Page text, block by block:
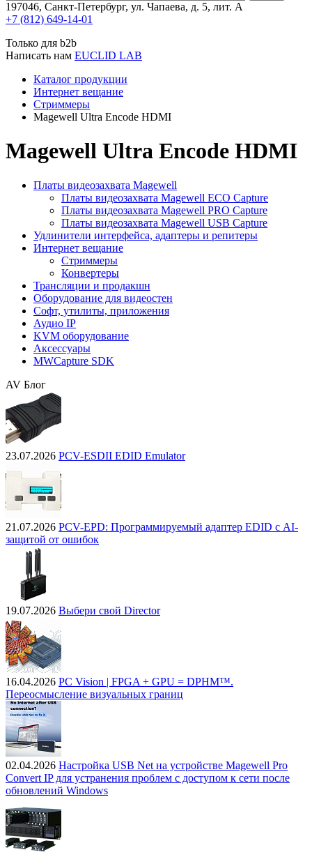
197046, Санкт-Петербург, ул. Чапаева, д. 5, лит. А
+7 (812) 649-14-01
Только для b2b
Написать нам EUCLID LAB
Каталог продукции
Интернет вещание
Стриммеры
Magewell Ultra Encode HDMI
Magewell Ultra Encode HDMI
Платы видеозахвата Magewell
Платы видеозахвата Magewell ECO Capture
Платы видеозахвата Magewell PRO Capture
Платы видеозахвата Magewell USB Capture
Удлинители интерфейса, адаптеры и репитеры
Интернет вещание
Стриммеры
Конвертеры
Трансляции и продакшн
Оборудование для видеостен
Софт, утилиты, приложения
Аудио IP
KVM оборудование
Аксессуары
MWCapture SDK
AV Блог
23.07.2026 PCV-ESDII EDID Emulator
21.07.2026 PCV-EPD: Программируемый адаптер EDID с AI-
защитой от ошибок
19.07.2026 Выбери свой Director
16.04.2026 PC Vision | FPGA + GPU = DPHM™.
Переосмысление визуальных границ
02.04.2026 Настройка USB Net на устройстве Magewell Pro
Convert IP для устранения проблем с доступом к сети после
обновлений Windows